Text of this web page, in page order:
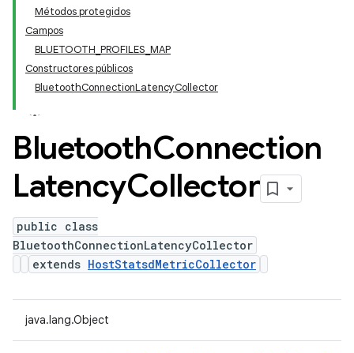
Métodos protegidos
Campos
BLUETOOTH_PROFILES_MAP
Constructores públicos
BluetoothConnectionLatencyCollector
BluetoothConnection
LatencyCollector
public class
BluetoothConnectionLatencyCollector
extends HostStatsdMetricCollector
java.lang.Object